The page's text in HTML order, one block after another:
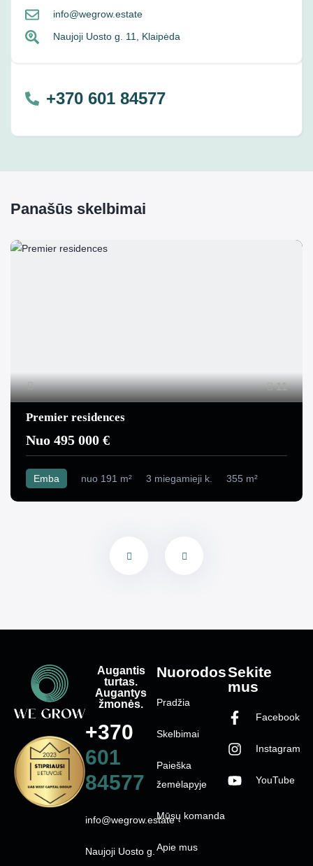
info@wegrow.estate
Naujoji Uosto g. 11, Klaipėda
+370 601 84577
Panašūs skelbimai
11
Premier residences
Nuo 495 000 €
Emba nuo 191 m² 3 miegamieji k. 355 m²
Nuorodos
Pradžia
Skelbimai
Paieška
žemėlapyje
Mūsų komanda
Apie mus
Sekite
mus
Facebook
Instagram
YouTube
Augantis
turtas.
Augantys
žmonės.
+370
601
84577
info@wegrow.estate
Naujoji Uosto g.